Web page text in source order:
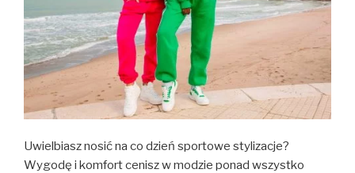
Uwielbiasz nosić na co dzień sportowe stylizacje?
Wygodę i komfort cenisz w modzie ponad wszystko